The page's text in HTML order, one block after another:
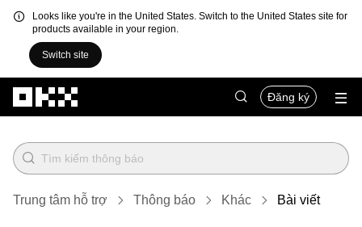
Looks like you're in the United States. Switch to the United States site for
products available in your region.
Switch site
Đăng ký
Trung tâm hỗ trợ Thông báo Khác Bài viết